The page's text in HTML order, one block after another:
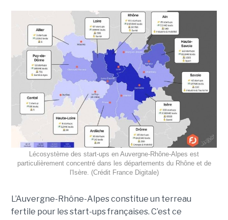
Lécosystème des start-ups en Auvergne-Rhône-Alpes est
particulièrement concentré dans les départements du Rhône et de
l'Isère. (Crédit France Digitale)
L’Auvergne-Rhône-Alpes constitue un terreau
fertile pour les start-ups françaises. C’est ce